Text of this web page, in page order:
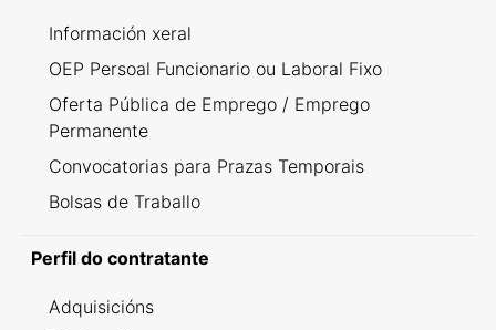
Información xeral
OEP Persoal Funcionario ou Laboral Fixo
Oferta Pública de Emprego / Emprego
Permanente
Convocatorias para Prazas Temporais
Bolsas de Traballo
Perfil do contratante
Adquisicións